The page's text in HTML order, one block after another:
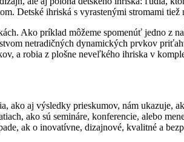
Detské ihriská s vyrastenými stromami
Ako príklad môžeme spomenúť jedno z
netradičných dynamických prvkov
a robia z plošne neveľkého ihriska v
ako aj výsledky prieskumov, nám ukazuje,
ako sú semináre, konferencie, alebo
ak o inovatívne, dizajnové, kvalitné a